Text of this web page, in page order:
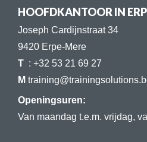
HOOFDKANTOOR IN
Joseph Cardijnstraat 34
9420 Erpe-Mere
T : +32 53 21 69 27
​​​​​​​​​​​​​​M
Openingsuren:
Van maandag t.e.m. vrijdag,